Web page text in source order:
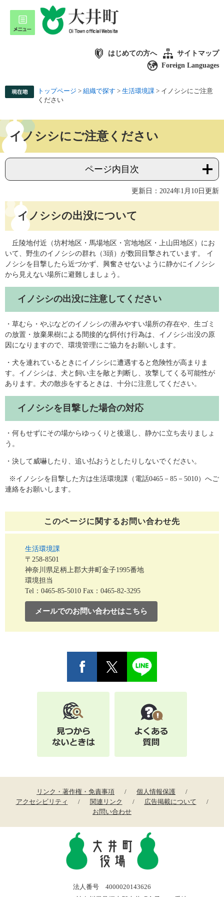
はじめての方へ
サイトマップ
Foreign Languages
トップページ > 組織で探す > 生活環境課 > イノシシにご注意
ください
イノシシにご注意ください
ページ内目次
更新日：2024年1月10日更新
イノシシの出没について
丘陵地付近（坊村地区・馬場地区・宮地地区・上山田地区）にお
いて、野生のイノシシの群れ（3頭）が数回目撃されています。 イ
ノシシを目撃したら近づかず、興奮させないように静かにイノシシ
から見えない場所に避難しましょう。
イノシシの出没に注意してください
・草むら・やぶなどのイノシシの潜みやすい場所の存在や、生ゴミ
の放置・放棄果樹による間接的な餌付け行為は、イノシシ出没の原
因になりますので、環境管理にご協力をお願いします。
・犬を連れているときにイノシシに遭遇すると危険性が高まりま
す。イノシシは、犬と飼い主を敵と判断し、攻撃してくる可能性が
あります。犬の散歩をするときは、十分に注意してください。
イノシシを目撃した場合の対応
・何もせずにその場からゆっくりと後退し、静かに立ち去りましょ
う。
・決して威嚇したり、追い払おうとしたりしないでください。
※イノシシを目撃した方は生活環境課（電話0465－85－5010）へご
連絡をお願いします。
このページに関するお問い合わせ先
生活環境課
〒258-8501
神奈川県足柄上郡大井町金子1995番地
環境担当
Tel：0465-85-5010 Fax：0465-82-3295
メールでのお問い合わせはこちら
リンク・著作権・免責事項
個人情報保護
アクセシビリティ
関連リンク
広告掲載について
お問い合わせ
法人番号 4000020143626